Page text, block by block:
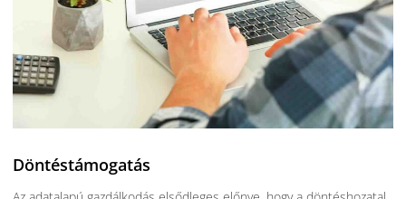
Döntéstámogatás